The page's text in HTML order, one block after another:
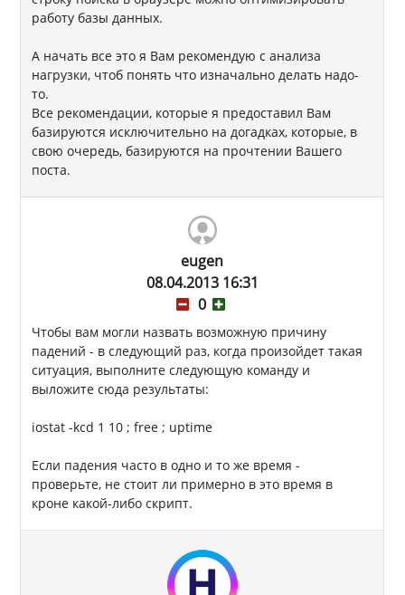
работу базы данных.
А начать все это я Вам рекомендую с анализа
нагрузки, чтоб понять что изначально делать надо-
то.
Все рекомендации, которые я предоставил Вам
базируются исключительно на догадках, которые, в
свою очередь, базируются на прочтении Вашего
поста.
eugen
08.04.2013 16:31
0
Чтобы вам могли назвать возможную причину
падений - в следующий раз, когда произойдет такая
ситуация, выполните следующую команду и
выложите сюда результаты:
iostat -kcd 1 10 ; free ; uptime
Если падения часто в одно и то же время -
проверьте, не стоит ли примерно в это время в
кроне какой-либо скрипт.